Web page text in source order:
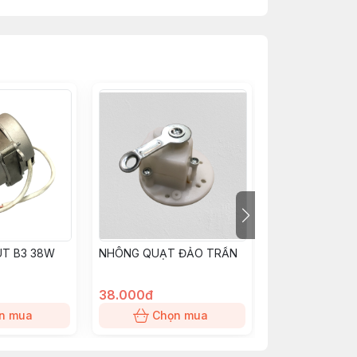
B3 38W
mua
NHÔNG QUẠT ĐẢO TRẦN
38.000đ
Chọn mua